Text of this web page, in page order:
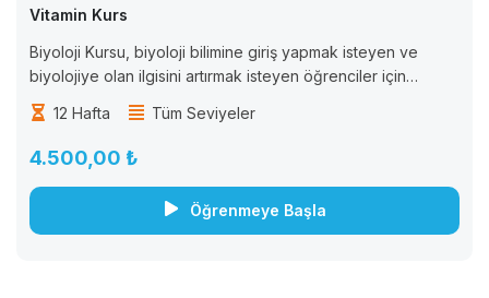
Vitamin Kurs
Biyoloji Kursu, biyoloji bilimine giriş yapmak isteyen ve
biyolojiye olan ilgisini artırmak isteyen öğrenciler için
tasarlanmıştır. Bu kurs, biyoloji biliminde temel kavramları
anlamak ve biyolojik sistemlerin işleyişini öğrenmek isteyen
herkes...
12 Hafta Tüm Seviyeler
4.500,00 ₺
Öğrenmeye Başla